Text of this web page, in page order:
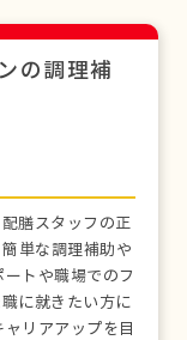
の調理補
膳スタッフの正
簡単な調理補助や
トや職場でのフ
に就きたい方に
リアアップを目